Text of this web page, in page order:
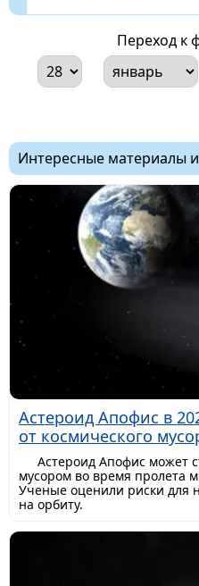
Переход к
Интересные материалы
Астероид Апофис в
от космического
Астероид Апофис может
мусором во время пролета
Ученые оценили риски для
на орбиту.